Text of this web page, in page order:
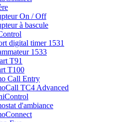
On / Off
à bascule
digital timer 1531
1533
T91
T100
Call Entry
TC4 Advanced
d'ambiance